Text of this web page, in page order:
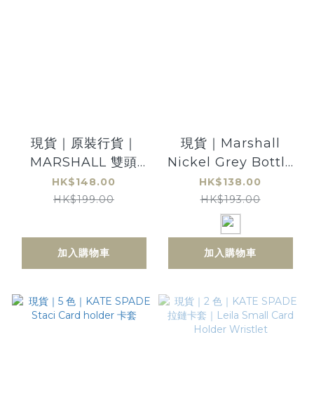
現貨｜原裝行貨｜
MARSHALL 雙頭
3.5mm AUX立體聲
音源線
HK$148.00
HK$199.00
加入購物車
現貨｜Marshall
Nickel Grey Bottle
保溫4-6小時 冷熱都
可～
HK$138.00
HK$193.00
加入購物車